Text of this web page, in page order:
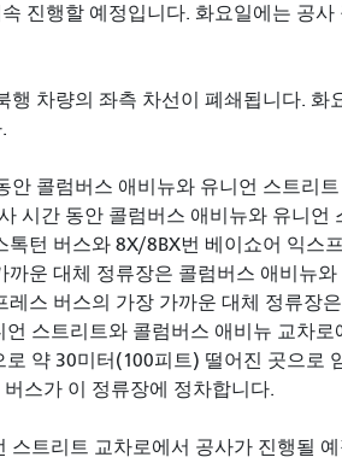
진행할 예정입니다. 화요일에는 공
행 차량의 좌측 차선이 폐쇄됩니다. 화
안 콜럼버스 애비뉴와 유니언 스트리
시간 동안 콜럼버스 애비뉴와 유니언
턴 버스와 8X/8BX번 베이쇼어 익스
운 대체 정류장은 콜럼버스 애비뉴
스 버스의 가장 가까운 대체 정류장
스트리트와 콜럼버스 애비뉴 교차
약 30미터(100피트) 떨어진 곳으로
스가 이 정류장에 정차합니다.
트리트 교차로에서 공사가 진행될